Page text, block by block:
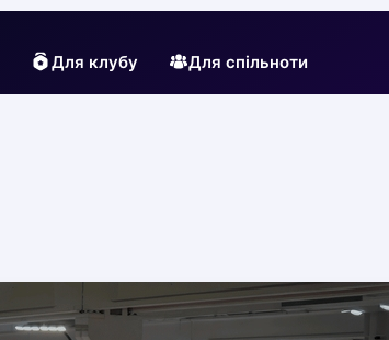
Для клубу Для спільноти